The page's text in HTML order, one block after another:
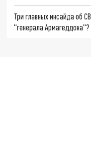
Три главных инсайда об
"генерала